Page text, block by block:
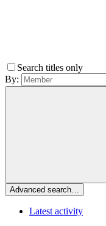
Search titles only
By:
Advanced search…
Latest activity